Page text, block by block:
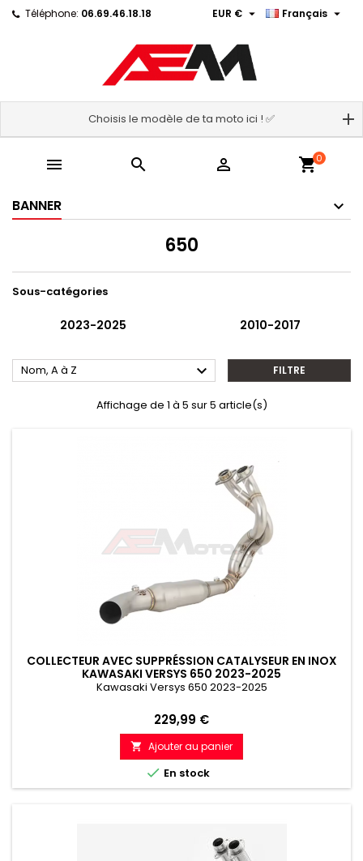
Téléphone: 06.69.46.18.18 Français 
EUR € 
Choisis le modèle de ta moto ici ! ✅
   shopping_cart0
BANNER
650
Sous-catégories
2023-2025 2010-2017
Nom, A à Z  FILTRE
Affichage de 1 à 5 sur 5 article(s)
COLLECTEUR AVEC SUPPRÉSSION CATALYSEUR EN INOX
KAWASAKI VERSYS 650 2023-2025
Kawasaki Versys 650 2023-2025
Prix
229,99 €
 Ajouter au panier
 En stock